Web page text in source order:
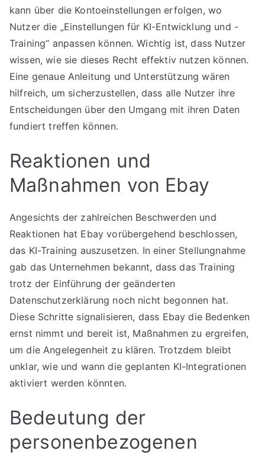
kann über die Kontoeinstellungen erfolgen, wo
Nutzer die „Einstellungen für KI-Entwicklung und -
Training“ anpassen können. Wichtig ist, dass Nutzer
wissen, wie sie dieses Recht effektiv nutzen können.
Eine genaue Anleitung und Unterstützung wären
hilfreich, um sicherzustellen, dass alle Nutzer ihre
Entscheidungen über den Umgang mit ihren Daten
fundiert treffen können.
Reaktionen und
Maßnahmen von Ebay
Angesichts der zahlreichen Beschwerden und
Reaktionen hat Ebay vorübergehend beschlossen,
das KI-Training auszusetzen. In einer Stellungnahme
gab das Unternehmen bekannt, dass das Training
trotz der Einführung der geänderten
Datenschutzerklärung noch nicht begonnen hat.
Diese Schritte signalisieren, dass Ebay die Bedenken
ernst nimmt und bereit ist, Maßnahmen zu ergreifen,
um die Angelegenheit zu klären. Trotzdem bleibt
unklar, wie und wann die geplanten KI-Integrationen
aktiviert werden könnten.
Bedeutung der
personenbezogenen